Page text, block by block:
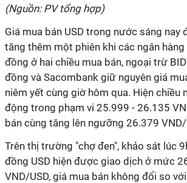
(Nguồn: PV tổng hợp)
Giá mua bán USD trong nước sáng nay
tăng thêm một phiên khi các ngân
đồng ở hai chiều mua bán, ngoại trừ
đồng và Sacombank giữ nguyên giá
niêm yết cùng giờ hôm qua. Hiện chiều
động trong phạm vi 25.999 - 26.135
bán cùng tăng lên ngưỡng 26.379 VND/
Trên thị trường "chợ đen", khảo sát lúc
đồng USD hiện được giao dịch ở mức
VND/USD, giá mua bán không đổi so